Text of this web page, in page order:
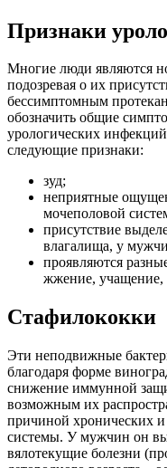
Признаки
Многие люди являются
подозревая о их
бессимптомным
обозначить общие
урологических
следующие признаки:
зуд;
неприятные
мочеполовой
присутствие
влагалища, у
проявляются
жжение, учащение,
Стафилококки
Эти неподвижные
благодаря форме
снижение иммунной
возможным их
причиной хронических
системы. У мужчин он
вялотекущие болезни